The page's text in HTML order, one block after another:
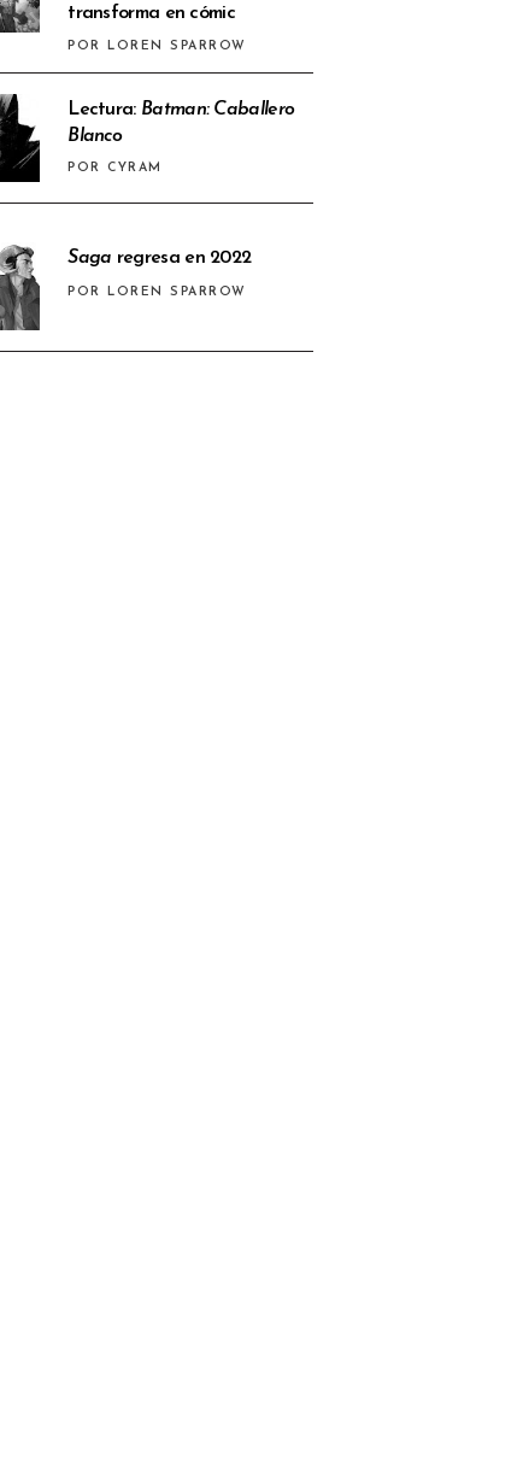
transforma en cómic
POR LOREN SPARROW
Lectura: Batman: Caballero
Blanco
POR CYRAM
Saga regresa en 2022
POR LOREN SPARROW